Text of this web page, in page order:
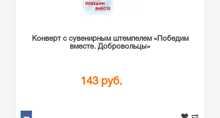
Конверт с сувенирным штемпелем «Победим
вместе. Добровольцы»
143 руб.